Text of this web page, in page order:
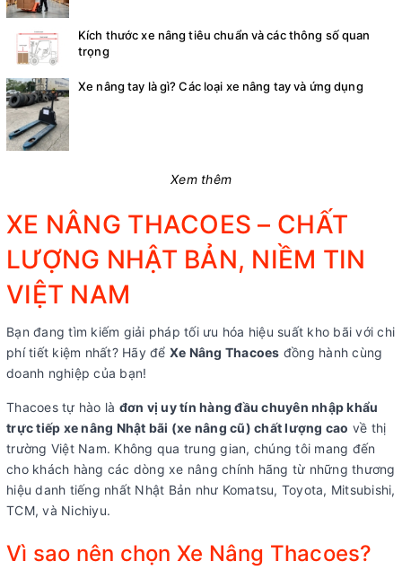
Kích thước xe nâng tiêu chuẩn và các thông số quan
trọng
Xe nâng tay là gì? Các loại xe nâng tay và ứng dụng
Xem thêm
XE NÂNG THACOES – CHẤT
LƯỢNG NHẬT BẢN, NIỀM TIN
VIỆT NAM
Bạn đang tìm kiếm giải pháp tối ưu hóa hiệu suất kho bãi với chi
phí tiết kiệm nhất? Hãy để Xe Nâng Thacoes đồng hành cùng
doanh nghiệp của bạn!
Thacoes tự hào là đơn vị uy tín hàng đầu chuyên nhập khẩu
trực tiếp xe nâng Nhật bãi (xe nâng cũ) chất lượng cao về thị
trường Việt Nam. Không qua trung gian, chúng tôi mang đến
cho khách hàng các dòng xe nâng chính hãng từ những thương
hiệu danh tiếng nhất Nhật Bản như Komatsu, Toyota, Mitsubishi,
TCM, và Nichiyu.
Vì sao nên chọn Xe Nâng Thacoes?